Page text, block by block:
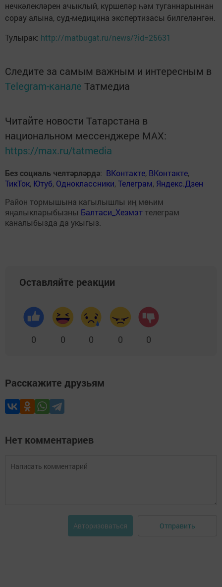
нечкәлекләрен ачыклый, күршеләр һәм туганнарыннан
сорау алына, суд-медицина экспертизасы билгеләнгән.
Тулырак: http://matbugat.ru/news/?id=25631
Следите за самым важным и интересным в
Telegram-канале Татмедиа
Читайте новости Татарстана в
национальном мессенджере MАХ:
https://max.ru/tatmedia
Без социаль челтәрләрдә: ВКонтакте, ВКонтакте,
ТикТок, Ютуб, Одноклассники,Телеграм, Яндекс.Дзен
Район тормышына кагылышлы иң мөһим
яңалыкларыбызны Балтаси_Хезмэт телеграм
каналыбызда да укыгыз.
Оставляйте реакции
0 0 0 0 0
Расскажите друзьям
Нет комментариев
Авторизоваться Отправить